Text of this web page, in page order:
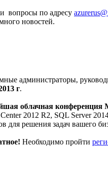
вопросы по адресу
новостей.
администраторы,
г.
облачная конференция
2012 R2, SQL Server
для решения задач вашего
Необходимо пройти